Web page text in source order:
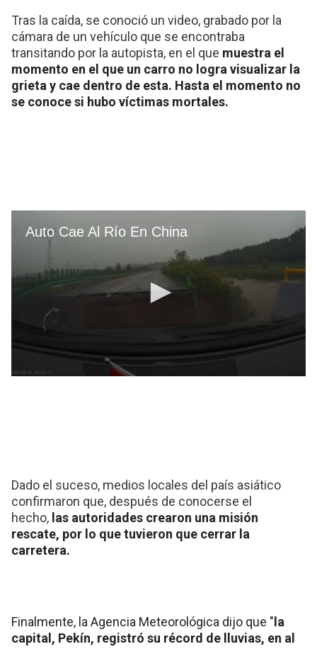
Tras la caída, se conoció un video, grabado por la
cámara de un vehículo que se encontraba
transitando por la autopista, en el que muestra el
momento en el que un carro no logra visualizar la
grieta y cae dentro de esta. Hasta el momento no
se conoce si hubo víctimas mortales.
Dado el suceso, medios locales del país asiático
confirmaron que, después de conocerse el
hecho, las autoridades crearon una misión
rescate, por lo que tuvieron que cerrar la
carretera.
Finalmente, la Agencia Meteorológica dijo que "la
capital, Pekín, registró su récord de lluvias, en al